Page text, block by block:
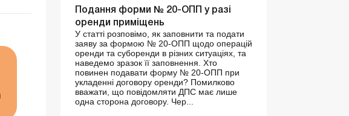
Подання форми № 20-ОПП у разі
оренди приміщень
У статті розповімо, як заповнити та подати
заяву за формою № 20-ОПП щодо операцій
оренди та суборенди в різних ситуаціях, та
наведемо зразок її заповнення. Хто
повинен подавати форму № 20-ОПП при
укладенні договору оренди? Помилково
вважати, що повідомляти ДПС має лише
одна сторона договору. Чер...